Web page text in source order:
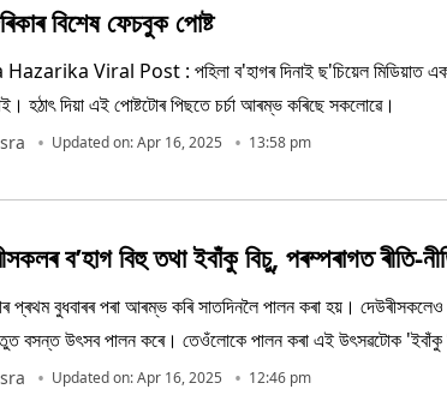
বিশেষ ফেচবুক পোষ্ট
Viral Post : পহিলা ব'হাগৰ দিনাই ছ'চিয়েল মিডিয়াত এক
হঠাৎ দিয়া এই পোষ্টটোৰ পিছতে চৰ্চা আৰম্ভ কৰিছে সকলোৱে।
Updated on: Apr 16, 2025 13:58 pm
ব’হাগ বিহু তথা ইবাঁকু বিচু, পৰম্পৰাগত ৰীতি-
প্ৰথম বুধবাৰৰ পৰা আৰম্ভ কৰি সাতদিনলৈ পালন কৰা হয়।
বসন্ত উৎসব পালন কৰে। তেওঁলোকে পালন কৰা এই উৎসৱটোক 'ইবাঁকু
উৎসৱ উদযাপন কৰা হয়।
Updated on: Apr 16, 2025 12:46 pm